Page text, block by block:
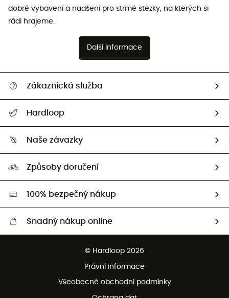
dobré vybavení a nadšení pro strmé stezky, na kterých si
rádi hrajeme.
Další informace
Zákaznická služba
Vrácení zboží a peněz
Hardloop
Naši Ambasadoři
Naše závazky
Second hand
HardGreen
Způsoby doručení
100% bezpečný nákup
Snadný nákup online
Bezplatné vrácení do 100 dnů
Bezplatná zákaznická služba
© Hardloop 2026
Právní informace
Všeobecné obchodní podmínky